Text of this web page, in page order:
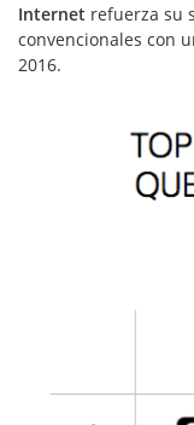
Internet refuerza su
convencionales con
2016.